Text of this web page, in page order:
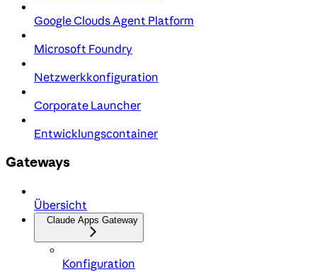
Google Clouds Agent Platform
Microsoft Foundry
Netzwerkkonfiguration
Corporate Launcher
Entwicklungscontainer
Gateways
Übersicht
Claude Apps Gateway
Konfiguration